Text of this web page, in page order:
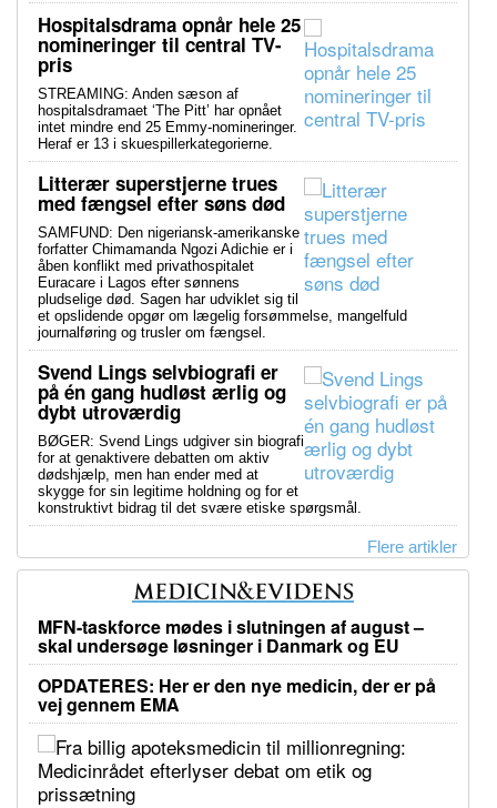
Hospitalsdrama opnår hele 25
nomineringer til central TV-
pris
STREAMING: Anden sæson af
hospitalsdramaet ‘The Pitt’ har opnået
intet mindre end 25 Emmy-nomineringer.
Heraf er 13 i skuespillerkategorierne.
Litterær superstjerne trues
med fængsel efter søns død
SAMFUND: Den nigeriansk-amerikanske
forfatter Chimamanda Ngozi Adichie er i
åben konflikt med privathospitalet
Euracare i Lagos efter sønnens
pludselige død. Sagen har udviklet sig til
et opslidende opgør om lægelig forsømmelse, mangelfuld
journalføring og trusler om fængsel.
Svend Lings selvbiografi er
på én gang hudløst ærlig og
dybt utroværdig
BØGER: Svend Lings udgiver sin biografi
for at genaktivere debatten om aktiv
dødshjælp, men han ender med at
skygge for sin legitime holdning og for et
konstruktivt bidrag til det svære etiske spørgsmål.
Flere artikler
MFN-taskforce mødes i slutningen af august –
skal undersøge løsninger i Danmark og EU
OPDATERES: Her er den nye medicin, der er på
vej gennem EMA